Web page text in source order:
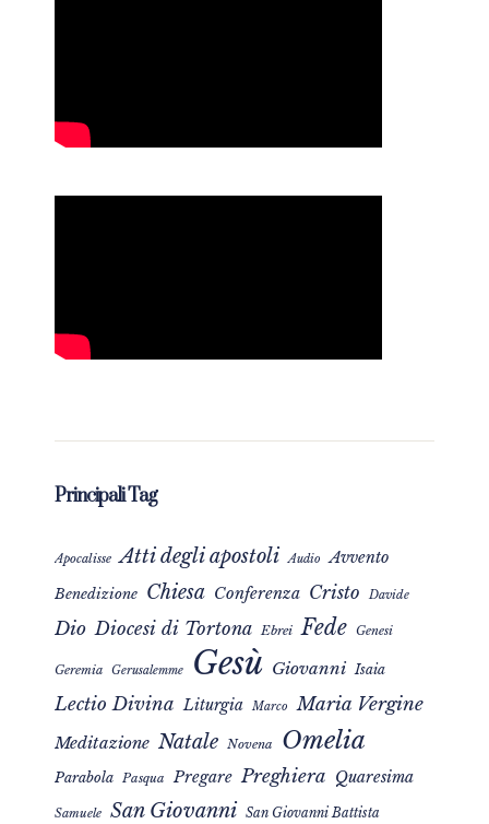
Principali Tag
Apocalisse Atti degli apostoli Audio Avvento
Benedizione Chiesa Conferenza Cristo Davide
Dio Diocesi di Tortona Ebrei Fede Genesi
Geremia Gerusalemme Gesù Giovanni Isaia
Lectio Divina Liturgia Marco Maria Vergine
Meditazione Natale Novena Omelia
Parabola Pasqua Pregare Preghiera Quaresima
Samuele San Giovanni San Giovanni Battista